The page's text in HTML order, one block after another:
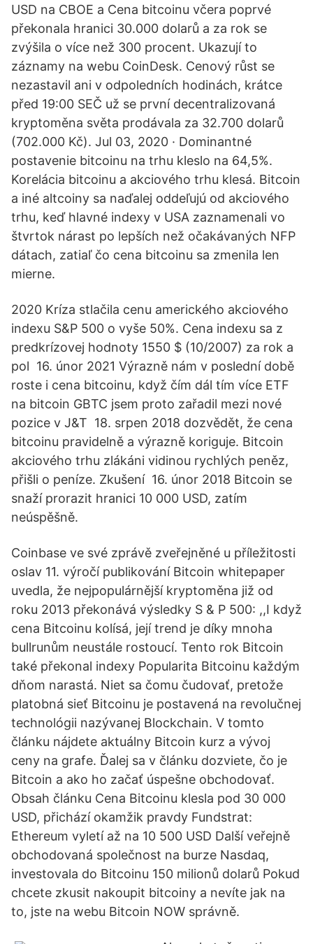
USD na CBOE a Cena bitcoinu včera poprvé
překonala hranici 30.000 dolarů a za rok se
zvýšila o více než 300 procent. Ukazují to
záznamy na webu CoinDesk. Cenový růst se
nezastavil ani v odpoledních hodinách, krátce
před 19:00 SEČ už se první decentralizovaná
kryptoměna světa prodávala za 32.700 dolarů
(702.000 Kč). Jul 03, 2020 · Dominantné
postavenie bitcoinu na trhu kleslo na 64,5%.
Korelácia bitcoinu a akciového trhu klesá. Bitcoin
a iné altcoiny sa naďalej oddeľujú od akciového
trhu, keď hlavné indexy v USA zaznamenali vo
štvrtok nárast po lepších než očakávaných NFP
dátach, zatiaľ čo cena bitcoinu sa zmenila len
mierne.
2020 Kríza stlačila cenu amerického akciového
indexu S&P 500 o vyše 50%. Cena indexu sa z
predkrízovej hodnoty 1550 $ (10/2007) za rok a
pol 16. únor 2021 Výrazně nám v poslední době
roste i cena bitcoinu, když čím dál tím více ETF
na bitcoin GBTC jsem proto zařadil mezi nové
pozice v J&T 18. srpen 2018 dozvědět, že cena
bitcoinu pravidelně a výrazně koriguje. Bitcoin
akciového trhu zlákáni vidinou rychlých peněz,
přišli o peníze. Zkušení 16. únor 2018 Bitcoin se
snaží prorazit hranici 10 000 USD, zatím
neúspěšně.
Coinbase ve své zprávě zveřejněné u příležitosti
oslav 11. výročí publikování Bitcoin whitepaper
uvedla, že nejpopulárnější kryptoměna již od
roku 2013 překonává výsledky S & P 500: ,,I když
cena Bitcoinu kolísá, její trend je díky mnoha
bullrunům neustále rostoucí. Tento rok Bitcoin
také překonal indexy Popularita Bitcoinu každým
dňom narastá. Niet sa čomu čudovať, pretože
platobná sieť Bitcoinu je postavená na revolučnej
technológii nazývanej Blockchain. V tomto
článku nájdete aktuálny Bitcoin kurz a vývoj
ceny na grafe. Ďalej sa v článku dozviete, čo je
Bitcoin a ako ho začať úspešne obchodovať.
Obsah článku Cena Bitcoinu klesla pod 30 000
USD, přichází okamžik pravdy Fundstrat:
Ethereum vyletí až na 10 500 USD Další veřejně
obchodovaná společnost na burze Nasdaq,
investovala do Bitcoinu 150 milionů dolarů Pokud
chcete zkusit nakoupit bitcoiny a nevíte jak na
to, jste na webu Bitcoin NOW správně.